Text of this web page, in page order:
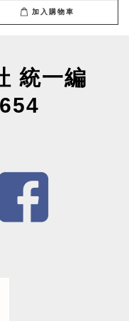
加入購物車
統一編